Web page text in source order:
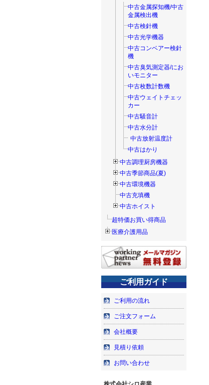
中古金属探知機/中古
金属検出機
中古検針機
中古光学機器
中古コンベアー検針
機
中古臭気測定器/にお
いモニター
中古枚数計数機
中古ウェイトチェッ
カー
中古騒音計
中古水分計
中古放射温度計
中古はかり
中古調理厨房機器
中古季節商品(夏)
中古環境機器
中古充填機
中古ホイスト
超特価お買い得商品
医療介護用品
ご利用ガイド
ご利用の流れ
ご注文フォーム
会社概要
見積り依頼
お問い合わせ